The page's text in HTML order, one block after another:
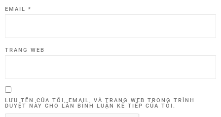
EMAIL *
TRANG WEB
LƯU TÊN CỦA TÔI, EMAIL, VÀ TRANG WEB TRONG TRÌNH
DUYỆT NÀY CHO LẦN BÌNH LUẬN KẾ TIẾP CỦA TÔI.